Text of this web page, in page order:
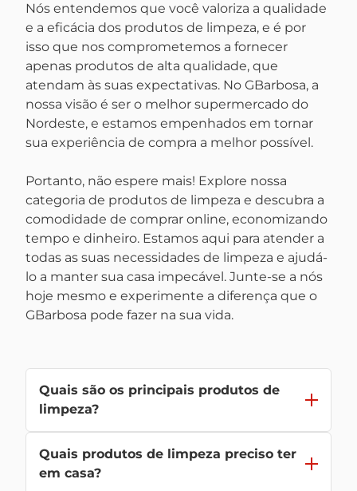
Nós entendemos que você valoriza a qualidade
e a eficácia dos produtos de limpeza, e é por
isso que nos comprometemos a fornecer
apenas produtos de alta qualidade, que
atendam às suas expectativas. No GBarbosa, a
nossa visão é ser o melhor supermercado do
Nordeste, e estamos empenhados em tornar
sua experiência de compra a melhor possível.
Portanto, não espere mais! Explore nossa
categoria de produtos de limpeza e descubra a
comodidade de comprar online, economizando
tempo e dinheiro. Estamos aqui para atender a
todas as suas necessidades de limpeza e ajudá-
lo a manter sua casa impecável. Junte-se a nós
hoje mesmo e experimente a diferença que o
GBarbosa pode fazer na sua vida.
Quais são os principais produtos de
limpeza?
detergente,desinfetante, água sanitária, sabão
em pó, desengordurante, limpadores multiuso,
Quais produtos de limpeza preciso ter
em casa?